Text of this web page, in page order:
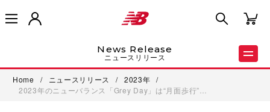
News Release
ニュースリリース
Home / ニュースリリース / 2023年
/
2023年のニューバランス「Grey Day」は“月面歩行”…